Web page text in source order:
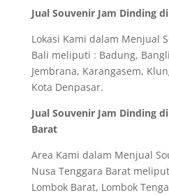
Jual Souvenir Jam Dinding
Lokasi Kami dalam Menjual
Bali meliputi : Badung,
Jembrana, Karangasem,
Kota Denpasar.
Jual Souvenir Jam Dinding
Barat
Area Kami dalam Menjual
Nusa Tenggara Barat
Lombok Barat, Lombok